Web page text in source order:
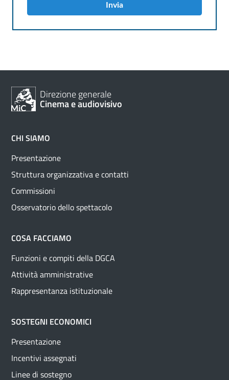
Invia
Direzione generale
Cinema e audiovisivo
CHI SIAMO
Presentazione
Struttura organizzativa e contatti
Commissioni
Osservatorio dello spettacolo
COSA FACCIAMO
Funzioni e compiti della DGCA
Attività amministrative
Rappresentanza istituzionale
SOSTEGNI ECONOMICI
Presentazione
Incentivi assegnati
Linee di sostegno